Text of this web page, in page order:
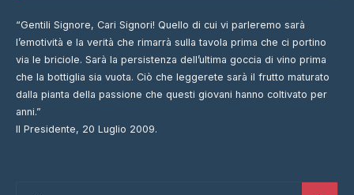
“Gentili Signore, Cari Signori! Quello di cui vi parleremo sarà
l’emotività e la verità che rimarrà sulla tavola prima che ci portino
via le briciole. Sarà la persistenza dell’ultima goccia di vino prima
che la bottiglia sia vuota. Ciò che leggerete sarà il frutto maturato
dalla pianta della passione che questi giovani hanno coltivato per
anni.”
Il Presidente, 20 Luglio 2009.